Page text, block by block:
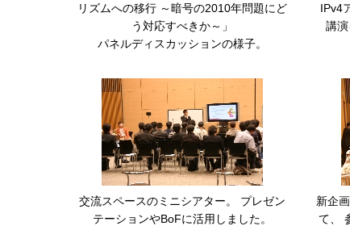
リズムへの移行 ～暗号の2010年問題にど
う対応すべきか～」
パネルディスカッションの様子。
IPv4
講
交流スペースのミニシアター。 プレゼン
テーションやBoFに活用しました。
新企
て、